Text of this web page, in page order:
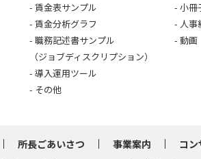
賃金表サンプル
賃金分析グラフ
職務記述書サンプル
（ジョブディスクリプション）
導入運用ツール
その他
小冊
人事
動画
所長ごあいさつ 事業案内 コ